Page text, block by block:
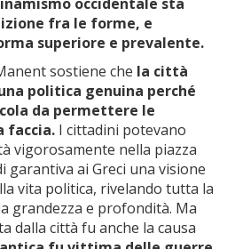
fra le forme, e
superiore e prevalente.
sostiene che la città
politica genuina perché
da permettere le
faccia. I cittadini potevano
vigorosamente nella piazza
garantiva ai Greci una visione
vita politica, rivelando tutta la
grandezza e profondità. Ma
dalla città fu anche la causa